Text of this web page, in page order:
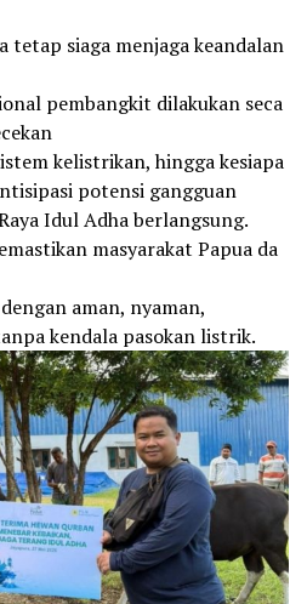
tetap siaga menjaga keandalan
pembangkit dilakukan seca
kelistrikan, hingga kesiapa
potensi gangguan
Idul Adha berlangsung.
masyarakat Papua da
aman, nyaman,
kendala pasokan listrik.